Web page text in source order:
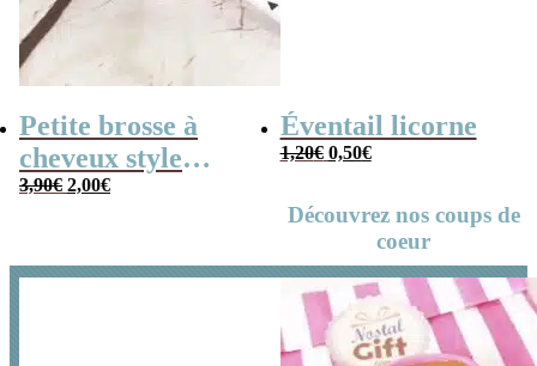
Petite brosse à
cheveux style
années 80
3,90€ Le
3,90€.
2,00€Le
2,00€.
Éventail licorne
1,20€ Le
était :
0,50€Le
est :
0,50€.
Découvrez nos coups de
coeur